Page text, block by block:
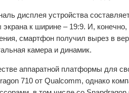
дисплея устройства
к ширине – 19:9. И,
смартфон получил вырез в
камера и динамик.
аппаратной платформы для
710 от Qualcomm, однако